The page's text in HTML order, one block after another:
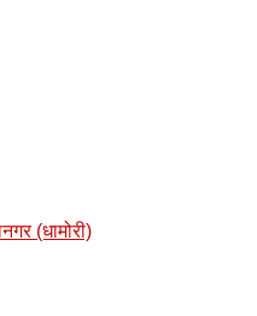
(धामोरी)